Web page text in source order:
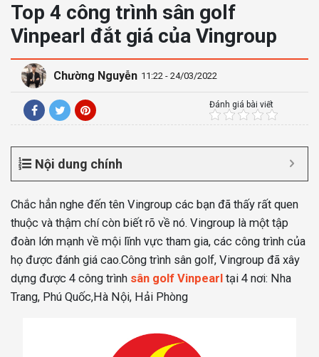
Top 4 công trình sân golf
Vinpearl đắt giá của Vingroup
Chường Nguyễn 11:22 - 24/03/2022
Đánh giá bài viết
Nội dung chính
Chắc hẳn nghe đến tên Vingroup các bạn đã thấy rất quen
thuộc và thậm chí còn biết rõ về nó. Vingroup là một tập
đoàn lớn mạnh về mội lĩnh vực tham gia, các công trình của
họ được đánh giá cao.Công trình sân golf, Vingroup đã xây
dựng được 4 công trình sân golf Vinpearl tại 4 nơi: Nha
Trang, Phú Quốc,Hà Nội, Hải Phòng